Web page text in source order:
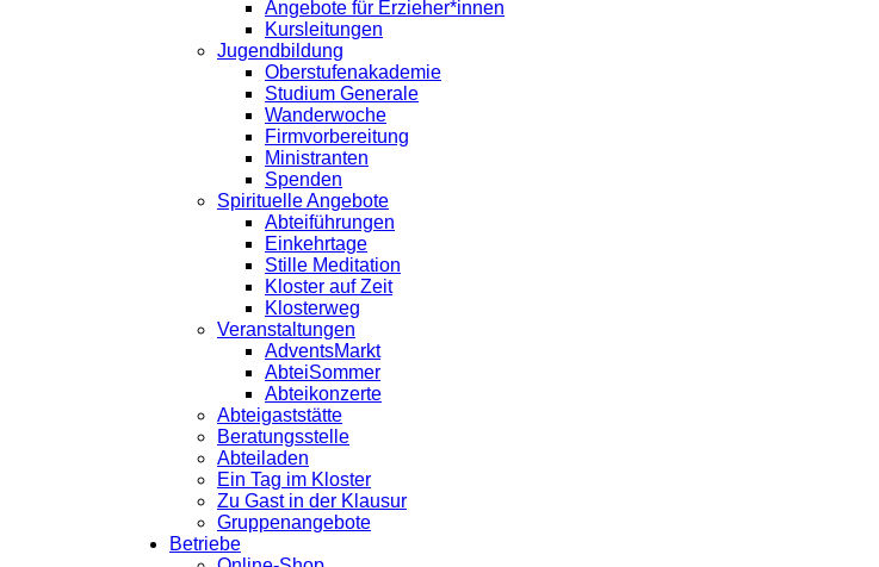
Angebote für Erzieher*innen
Kursleitungen
Jugendbildung
Oberstufenakademie
Studium Generale
Wanderwoche
Firmvorbereitung
Ministranten
Spenden
Spirituelle Angebote
Abteiführungen
Einkehrtage
Stille Meditation
Kloster auf Zeit
Klosterweg
Veranstaltungen
AdventsMarkt
AbteiSommer
Abteikonzerte
Abteigaststätte
Beratungsstelle
Abteiladen
Ein Tag im Kloster
Zu Gast in der Klausur
Gruppenangebote
Betriebe